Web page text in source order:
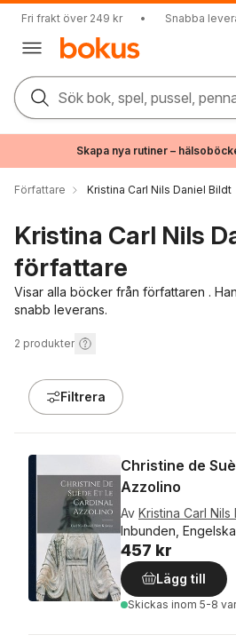
Fri frakt över 249 kr • Snabba
Sök bok, spel, pussel,
Skapa nya rutiner –
Författare Kristina Carl Nils Daniel Bildt
Kristina Carl Nils
författare
Visar alla böcker från författaren .
snabb leverans.
2 produkter
Filtrera
Christine de
Azzolino
Av Kristina Carl Nils
Inbunden,
457 kr
Lägg till
Skickas inom 5-8